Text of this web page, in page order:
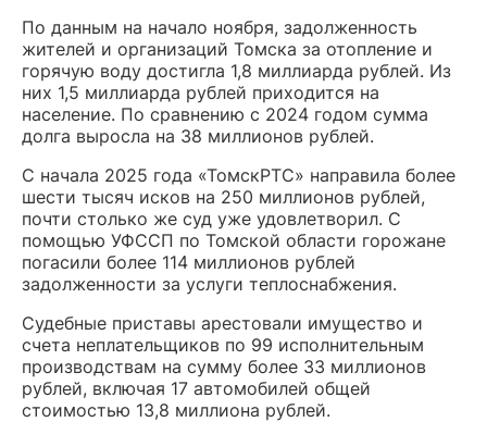
По данным на начало ноября, задолженность
жителей и организаций Томска за отопление и
горячую воду достигла 1,8 миллиарда рублей. Из
них 1,5 миллиарда рублей приходится на
население. По сравнению с 2024 годом сумма
долга выросла на 38 миллионов рублей.
С начала 2025 года «ТомскРТС» направила более
шести тысяч исков на 250 миллионов рублей,
почти столько же суд уже удовлетворил. С
помощью УФССП по Томской области горожане
погасили более 114 миллионов рублей
задолженности за услуги теплоснабжения.
Судебные приставы арестовали имущество и
счета неплательщиков по 99 исполнительным
производствам на сумму более 33 миллионов
рублей, включая 17 автомобилей общей
стоимостью 13,8 миллиона рублей.